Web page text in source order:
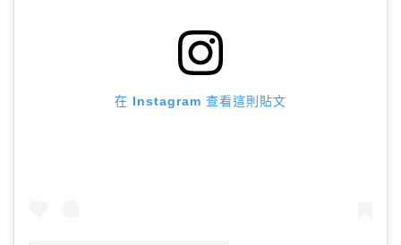
在 Instagram 查看這則貼文